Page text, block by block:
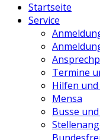
Startseite
Service
Termine
Hilfen
Mensa
Busse